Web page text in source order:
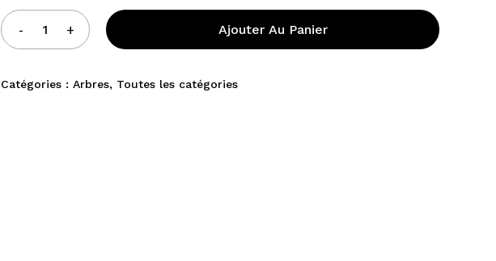
Ajouter Au Panier
Catégories :Arbres, Toutes les catégories